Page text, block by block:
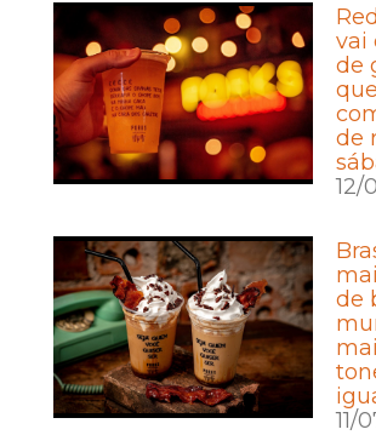
vai
de
de
12/
de
11/